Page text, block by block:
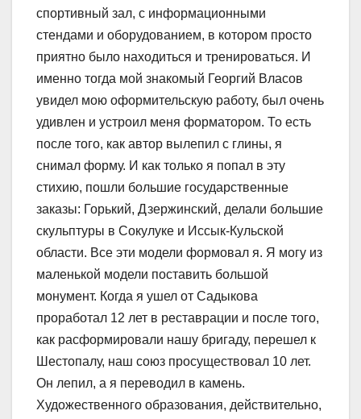
спортивный зал, с информационными
стендами и оборудованием, в котором просто
приятно было находиться и тренироваться. И
именно тогда мой знакомый Георгий Власов
увидел мою оформительскую работу, был очень
удивлен и устроил меня форматором. То есть
после того, как автор вылепил с глины, я
снимал форму. И как только я попал в эту
стихию, пошли большие государственные
заказы: Горький, Дзержинский, делали большие
скульптуры в Сокулуке и Иссык-Кульской
области. Все эти модели формовал я. Я могу из
маленькой модели поставить большой
монумент. Когда я ушел от Садыкова
проработал 12 лет в реставрации и после того,
как расформировали нашу бригаду, перешел к
Шестопалу, наш союз просуществовал 10 лет.
Он лепил, а я переводил в камень.
Художественного образования, действительно,